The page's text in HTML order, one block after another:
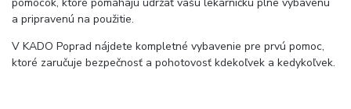
a pripravenú na použitie.
V KADO Poprad nájdete kompletné vybavenie pre prvú pomoc,
ktoré zaručuje bezpečnosť a pohotovosť kdekoľvek a kedykoľvek.